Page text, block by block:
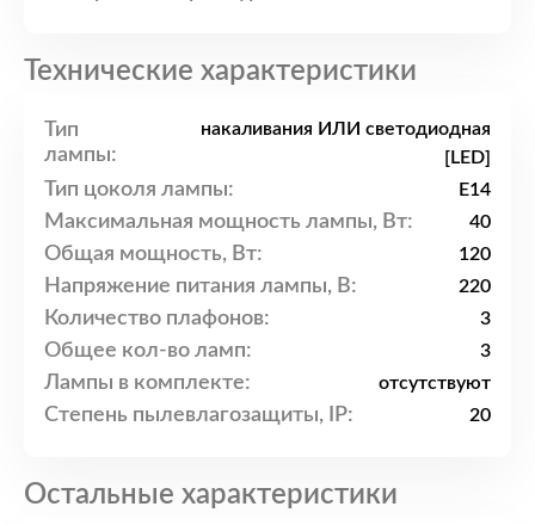
Технические характеристики
Тип
лампы:
накаливания ИЛИ светодиодная
[LED]
Тип цоколя лампы: E14
Максимальная мощность лампы, Вт: 40
Общая мощность, Вт: 120
Напряжение питания лампы, В: 220
Количество плафонов: 3
Общее кол-во ламп: 3
Лампы в комплекте: отсутствуют
Степень пылевлагозащиты, IP: 20
Остальные характеристики